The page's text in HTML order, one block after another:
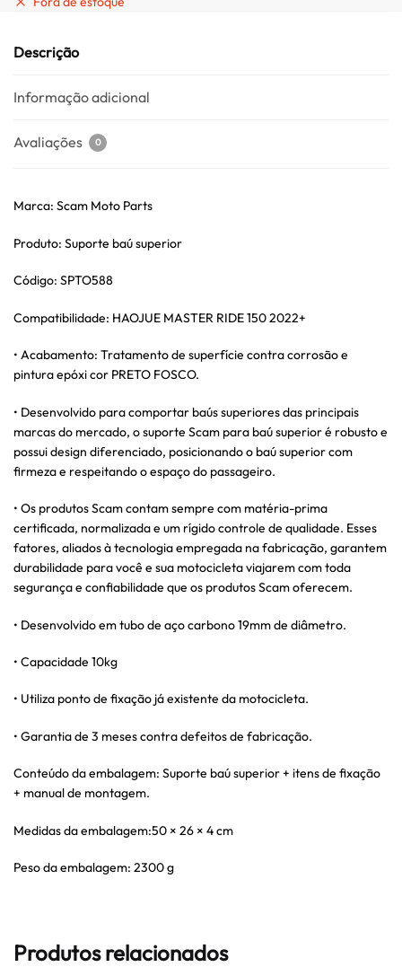
Descrição
Informação adicional
Avaliações 0
Marca: Scam Moto Parts
Produto: Suporte baú superior
Código: SPTO588
Compatibilidade: HAOJUE MASTER RIDE 150 2022+
• Acabamento: Tratamento de superfície contra corrosão e
pintura epóxi cor PRETO FOSCO.
• Desenvolvido para comportar baús superiores das principais
marcas do mercado, o suporte Scam para baú superior é robusto e
possui design diferenciado, posicionando o baú superior com
firmeza e respeitando o espaço do passageiro.
• Os produtos Scam contam sempre com matéria-prima
certificada, normalizada e um rígido controle de qualidade. Esses
fatores, aliados à tecnologia empregada na fabricação, garantem
durabilidade para você e sua motocicleta viajarem com toda
segurança e confiabilidade que os produtos Scam oferecem.
• Desenvolvido em tubo de aço carbono 19mm de diâmetro.
• Capacidade 10kg
• Utiliza ponto de fixação já existente da motocicleta.
• Garantia de 3 meses contra defeitos de fabricação.
Conteúdo da embalagem: Suporte baú superior + itens de fixação
+ manual de montagem.
Medidas da embalagem:50 × 26 × 4 cm
Peso da embalagem: 2300 g
Produtos relacionados